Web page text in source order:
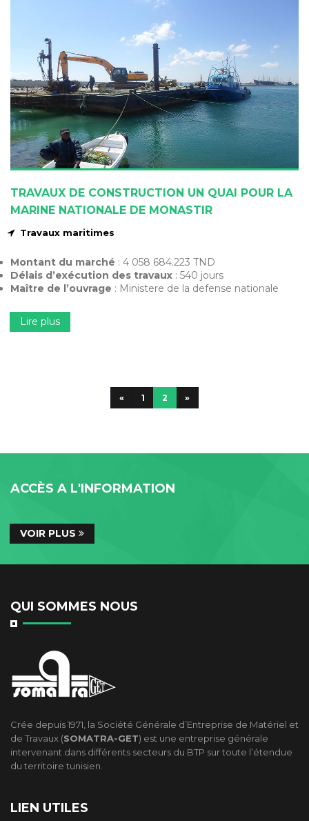
TRAVAUX DE CONSTRUCTION UN QUAI POUR LA
MARINE NATIONALE DE MONASTIR
Travaux maritimes
Montant du marché : 4 058 684.223 TND
Délais d’exécution des travaux : 540 jours
Maître de l’ouvrage : Ministere de la defense nationale
Lire plus
« 1 2 »
ACCÈS A L'INFORMATION
VOIR PLUS
QUI SOMMES NOUS
Crée depuis 1971, la Société Générale d’Entreprise de Matériel et
de Travaux (SOMATRA-GET) est une entreprise générale
intervenant dans différents secteurs du BTP sur toute l’étendue
du territoire tunisien.
LIEN UTILES